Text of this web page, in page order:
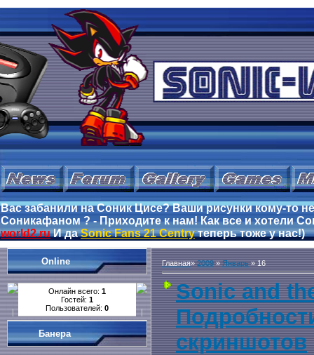
Вас забанили на Соник Цисе? Ваши рисунки кому-то
Соникафаном ? - Приходите к нам! Как все и хотели
world2.ruИ даSonic Fans 21 Centryтеперь тоже у нас!)
Online
Онлайн всего: 1
Гостей: 1
Пользователей: 0
Банера
Главная»2009 » Январь » 16
Sonic and
скриншотов